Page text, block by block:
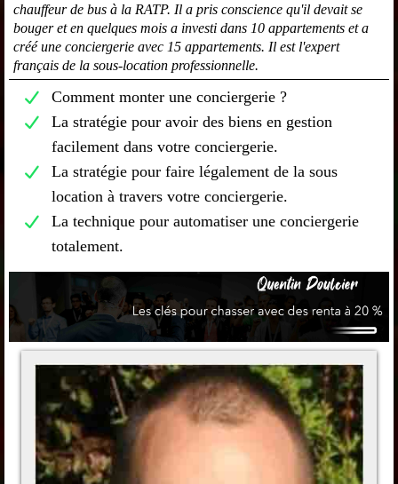
chauffeur de bus à la RATP. Il a pris conscience qu'il devait se
bouger et en quelques mois a investi dans 10 appartements et a
créé une conciergerie avec 15 appartements. Il est l'expert
français de la sous-location professionnelle.
Comment monter une conciergerie ?
La stratégie pour avoir des biens en gestion
facilement dans votre conciergerie.
La stratégie pour faire légalement de la sous
location à travers votre conciergerie.
La technique pour automatiser une conciergerie
totalement.